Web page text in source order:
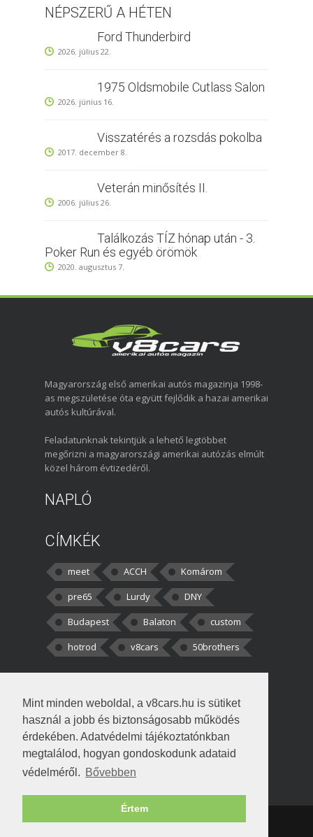
Mint minden weboldal, a v8cars.hu is sütiket
használ a jobb és biztonságosabb működés
érdekében. Adatvédelmi tájékoztatónkban
megtalálod, hogyan gondoskodunk adataid
védelméről. Bővebben
Értem
NÉPSZERŰ A HÉTEN
Ford Thunderbird
2026. július 22.
1975 Oldsmobile Cutlass Salon
2026. június 16.
Visszatérés a rozsdás pokolba
2017. december 8.
Veterán minősítés II.
2006. július 26.
Találkozás TÍZ hónap után - 3.
Poker Run és egyéb örömök
2020. augusztus 7.
Magyarország első amerikai autós magazinja 1998-
as megszületése óta együtt fejlődik a hazai amerikai
autós kultúrával.
Feladatunknak tekintjük a lehető legtöbbet
megőrizni a magyarországi amerikai autózás elmúlt
közel három évtizedéről.
NAPLÓ
CÍMKÉK
meet ACCH
Komárom
pre65
Lurdy
DNY
Budapest
Balaton
custom
hotrod
v8cars 50brothers
kortisz:Elszúrtam! Én csak két
darabbaal számoltam. Nem tudtam, hogy fél autót,
Béke:
!fasza Örültem is nagyon, amikor
Copyright © 1998-2026 v8cars.huT|Szerzői jogok